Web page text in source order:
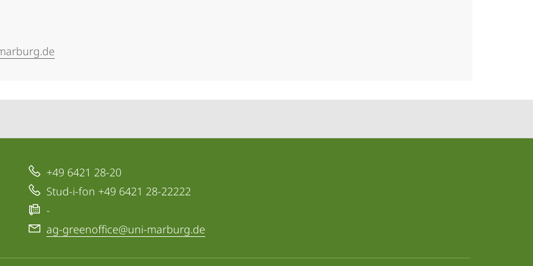
+49 6421 28-20
Stud-i-fon +49 6421 28-22222
-
ag-greenoffice@uni-marburg.de